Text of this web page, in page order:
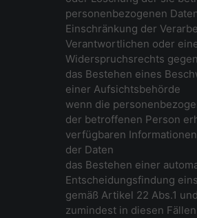
personenbezogenen
Einschränkung der
Verantwortlichen oder
Widerspruchsrechts
das Bestehen eines
einer Aufsichtsbehörde
wenn die
der betroffenen Person
verfügbaren
der Daten
das Bestehen einer
Entscheidungsfindung
gemäß Artikel 22 Abs.1
zumindest in diesen